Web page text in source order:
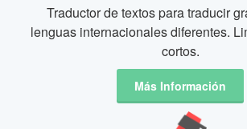
Traductor de textos para traducir
lenguas internacionales diferentes.
cortos.
Más Información